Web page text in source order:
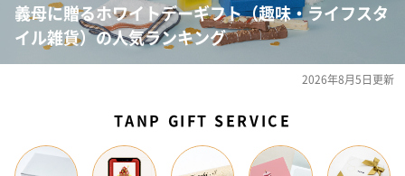
義母に贈るホワイトデーギフト（趣味・ライフスタ
イル雑貨）の人気ランキング
2026年8月5日更新
TANP GIFT SERVICE